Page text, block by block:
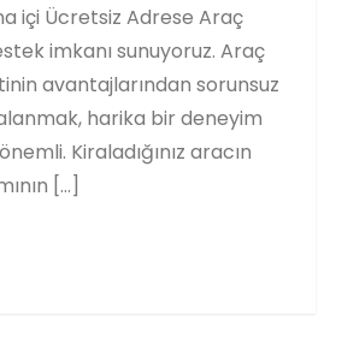
içi Ücretsiz Adrese Araç
imkanı sunuyoruz. Araç
avantajlarından sorunsuz
harika bir deneyim
Kiraladığınız aracın
[…]